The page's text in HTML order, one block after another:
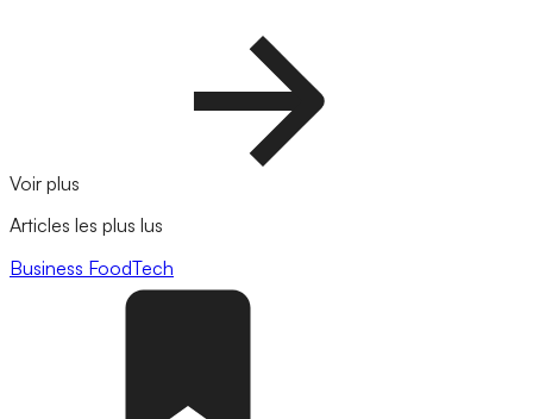
Voir plus
Articles les plus lus
Business FoodTech